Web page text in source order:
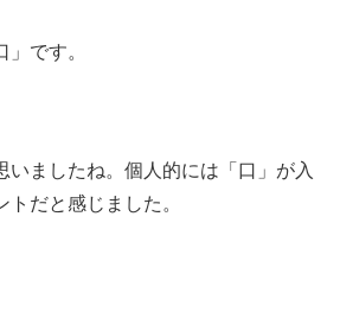
です。
いましたね。個人的には「口」が入
だと感じました。